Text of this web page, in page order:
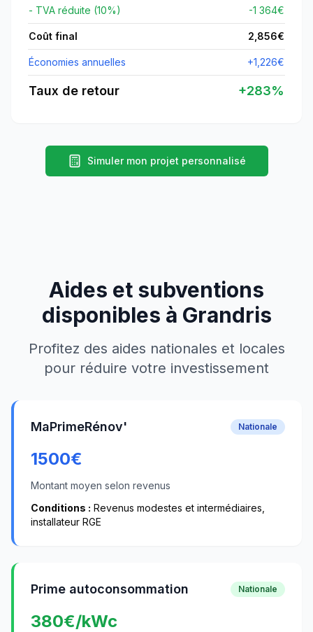
- TVA réduite (10%) -1 364€
Coût final 2,856€
Économies annuelles +1,226€
Taux de retour +283%
Simuler mon projet personnalisé
Aides et subventions
disponibles à Grandris
Profitez des aides nationales et locales
pour réduire votre investissement
MaPrimeRénov' Nationale
1500€
Montant moyen selon revenus
Conditions : Revenus modestes et intermédiaires,
installateur RGE
Prime autoconsommation Nationale
380€/kWc